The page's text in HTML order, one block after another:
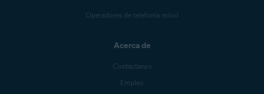
Operadores de telefonía móvil
Acerca de
Contáctanos
Empleo